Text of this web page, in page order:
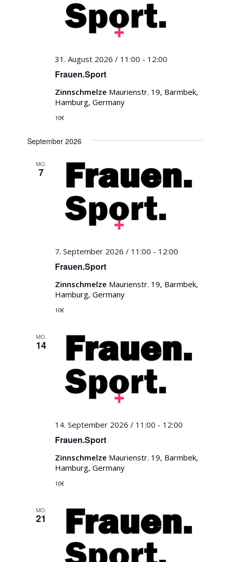
Frauen.Sport
31. August 2026 / 11:00 - 12:00
Zinnschmelze Maurienstr. 19, Barmbek,
Hamburg, Germany
10€
September 2026
MO.
7
Frauen.Sport
7. September 2026 / 11:00 - 12:00
Zinnschmelze Maurienstr. 19, Barmbek,
Hamburg, Germany
10€
MO.
14
Frauen.Sport
14. September 2026 / 11:00 - 12:00
Zinnschmelze Maurienstr. 19, Barmbek,
Hamburg, Germany
10€
MO.
21